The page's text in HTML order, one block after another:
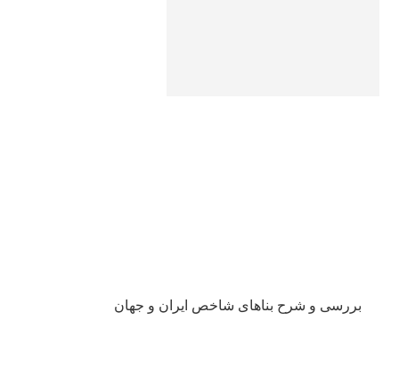
بررسی و شرح بناهای شاخص ایران و جهان